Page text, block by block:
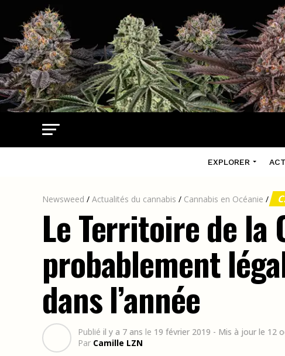
EXPLORER
Newsweed / Actualités du cannabis / Cannabis en Océanie /
Le Territoire de la
probablement
dans l’année
Publié il y a 7 ans le 19 février 2019 - Mis à jour le 12
Par Camille LZN